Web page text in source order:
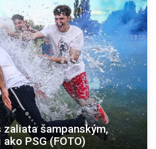
šampanským,
PSG (FOTO)